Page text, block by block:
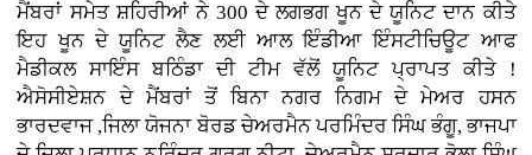
ਮੈਂਬਰਾਂ ਸਮੇਤ ਸ਼ਹਿਰੀਆਂ ਨੇ 300 ਦੇ ਲਗਭਗ ਖੂਨ ਦੇ ਯੂਨਿਟ ਦਾਨ ਕੀਤੇ
ਇਹ ਖੂਨ ਦੇ ਯੂਨਿਟ ਲੈਣ ਲਈ ਆਲ ਇੰਡੀਆ ਇੰਸਟੀਚਿਊਟ ਆਫ
ਮੈਡੀਕਲ ਸਾਇੰਸ ਬਠਿੰਡਾ ਦੀ ਟੀਮ ਵੱਲੋਂ ਯੂਨਿਟ ਪ੍ਰਾਪਤ ਕੀਤੇ !
ਐਸੋਸੀਏਸ਼ਨ ਦੇ ਮੈਂਬਰਾਂ ਤੋਂ ਬਿਨਾ ਨਗਰ ਨਿਗਮ ਦੇ ਮੇਅਰ ਹਸਨ
ਭਾਰਦਵਾਜ ,ਜਿਲਾ ਯੋਜਨਾ ਬੋਰਡ ਚੇਅਰਮੈਨ ਪਰਮਿੰਦਰ ਸਿੰਘ ਭੰਗੂ, ਭਾਜਪਾ